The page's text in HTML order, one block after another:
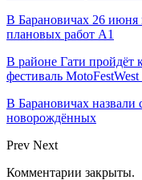
В Барановичах 26 июня
плановых работ A1
В районе Гати
фестиваль MotoFestWest
В Барановичах
новорождённых
Prev Next
Комментарии закрыты.